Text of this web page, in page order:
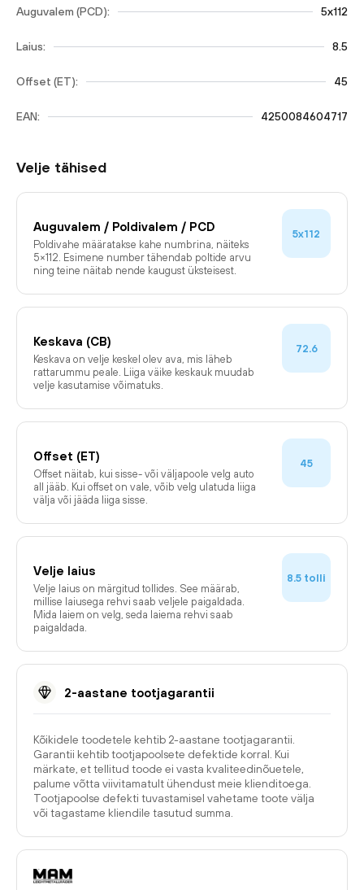
Auguvalem (PCD): 5x112
Laius: 8.5
Offset (ET): 45
EAN: 4250084604717
Velje tähised
Auguvalem / Poldivalem / PCD
Poldivahe määratakse kahe numbrina, näiteks
5×112. Esimene number tähendab poltide arvu
ning teine näitab nende kaugust üksteisest.
5x112
Keskava (CB)
Keskava on velje keskel olev ava, mis läheb
rattarummu peale. Liiga väike keskauk muudab
velje kasutamise võimatuks.
72.6
Offset (ET)
Offset näitab, kui sisse- või väljapoole velg auto
all jääb. Kui offset on vale, võib velg ulatuda liiga
välja või jääda liiga sisse.
45
Velje laius
Velje laius on märgitud tollides. See määrab,
millise laiusega rehvi saab veljele paigaldada.
Mida laiem on velg, seda laiema rehvi saab
paigaldada.
8.5 tolli
2-aastane tootjagarantii
Kõikidele toodetele kehtib 2-aastane tootjagarantii.
Garantii kehtib tootjapoolsete defektide korral. Kui
märkate, et tellitud toode ei vasta kvaliteedinõuetele,
palume võtta viivitamatult ühendust meie klienditoega.
Tootjapoolse defekti tuvastamisel vahetame toote välja
või tagastame kliendile tasutud summa.